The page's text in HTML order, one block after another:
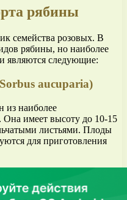
рябины
семейства розовых. В
рябины, но наиболее
являются следующие:
aucuparia)
из наиболее
имеет высоту до 10-15
листьями. Плоды
для приготовления